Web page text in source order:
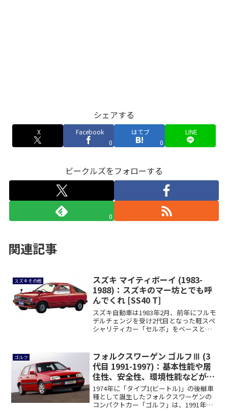
シェアする
X
Facebook
0
はてブ
0
LINE
ビークルズをフォローする
0
関連記事
スズキその他
スズキ マイティボーイ (1983-
1988)：スズキのマー坊とでも呼
んでくれ [SS40 T]
スズキ自動車は1983年2月、前年にフルモ
デルチェンジを受け2代目となった軽スペ
シャリティカー「セルボ」をベースとし
ゴルフ
フォルクスワーゲン ゴルフⅢ (3
代目 1991-1997)：基本性能や居
住性、安全性、環境性能などが向
上 [1H]
1974年に「タイプ1(ビートル)」の後継車
種として誕生したフォルクスワーゲンの
コンパクトカー「ゴルフ」は、1991年